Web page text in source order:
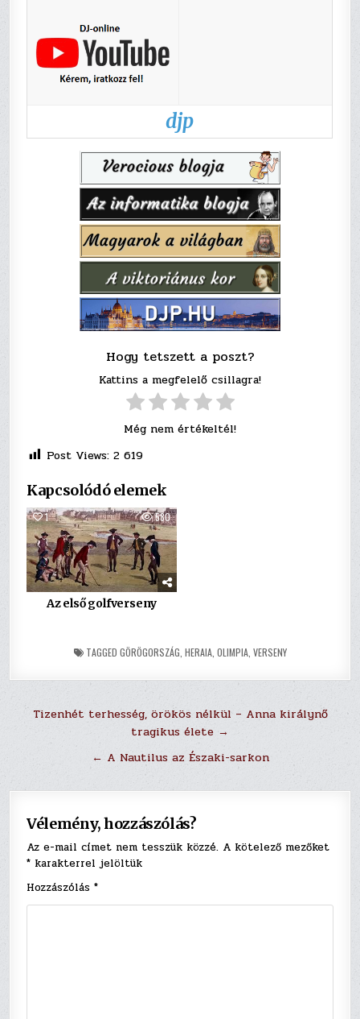
djp
Hogy tetszett a poszt?
Kattins a megfelelő csillagra!
Még nem értékeltél!
Post Views: 2 619
Kapcsolódó elemek
1 580
Az első golfverseny
TAGGED GÖRÖGORSZÁG HERAIA, OLIMPIA, VERSENY
Bejegyzés
Tizenhét terhesség, örökös nélkül – Anna királynő
tragikus élete →
← A Nautilus az Északi-sarkon
Vélemény, hozzászólás?
Az e-mail címet nem tesszük közzé. A kötelező mezőket
* karakterrel jelöltük
Hozzászólás*